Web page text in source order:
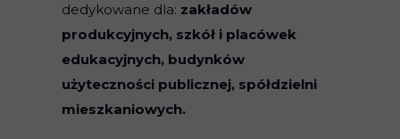
dedykowane dla: zakładów
produkcyjnych, szkół i placówek
edukacyjnych, budynków
użyteczności publicznej, spółdzielni
mieszkaniowych.